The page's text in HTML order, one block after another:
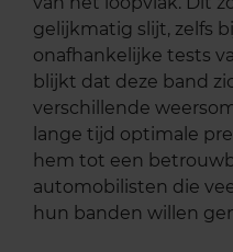
gelijkmatig slijt, zelfs
onafhankelijke tests
blijkt dat deze band
verschillende
lange tijd optimale
hem tot een
automobilisten die
hun banden willen